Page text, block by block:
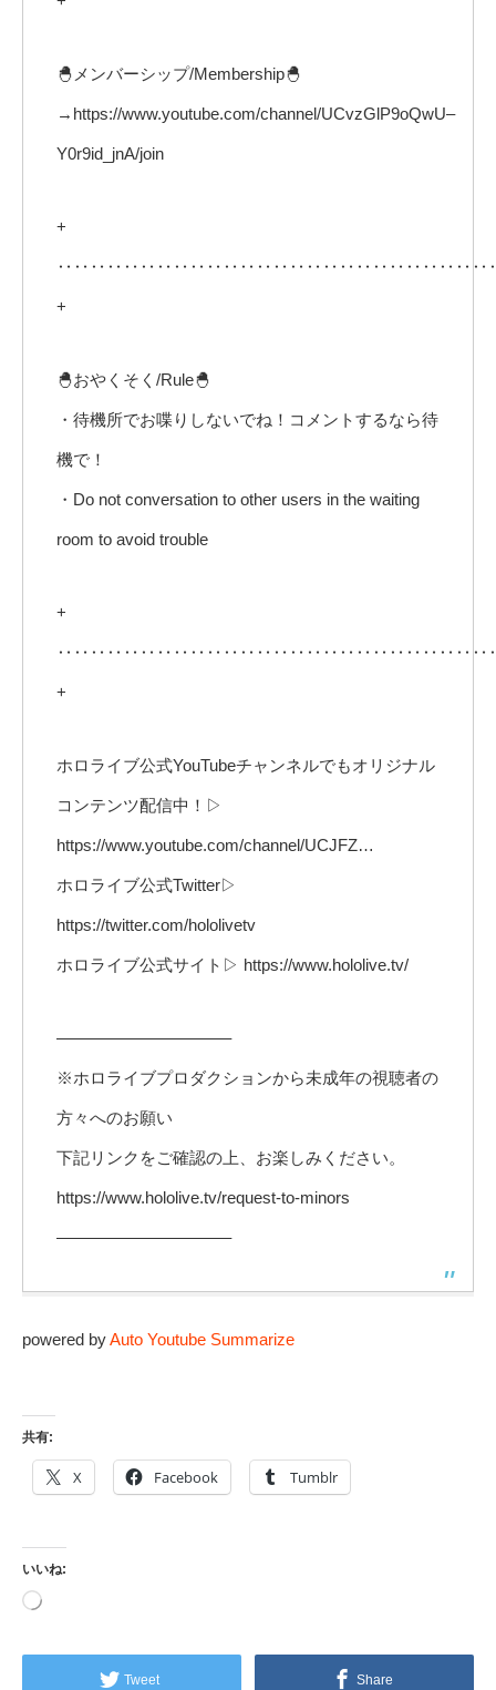
🐣メンバーシップ/Membership🐣
→https://www.youtube.com/channel/UCvzGlP9oQwU–
Y0r9id_jnA/join
+
+
🐣おやくそく/Rule🐣
・待機所でお喋りしないでね！コメントするなら待
機で！
・Do not conversation to other users in the waiting
room to avoid trouble
+
+
ホロライブ公式YouTubeチャンネルでもオリジナル
コンテンツ配信中！▷
https://www.youtube.com/channel/UCJFZ…
ホロライブ公式Twitter▷
https://twitter.com/hololivetv
ホロライブ公式サイト▷ https://www.hololive.tv/
——————————–
※ホロライブプロダクションから未成年の視聴者の
方々へのお願い
下記リンクをご確認の上、お楽しみください。
https://www.hololive.tv/request-to-minors
——————————–
powered byAuto Youtube Summarize
共有:
X Facebook Tumblr
いいね:
読
み
Tweet
Share